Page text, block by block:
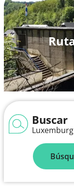
Buscar
Luxemburg